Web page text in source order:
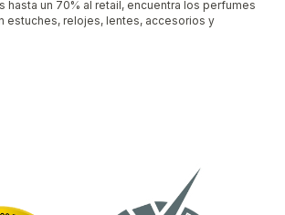
hasta un 70% al retail, encuentra los perfumes
estuches, relojes, lentes, accesorios y